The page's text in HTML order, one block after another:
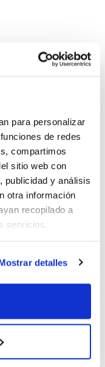
para personalizar
de redes
compartimos
sitio web con
publicidad y análisis
otra información
recopilado a
servicios.
detalles
de
es destinarà
IR dels
25-26,
la seua
i a
de
sent una
a molts